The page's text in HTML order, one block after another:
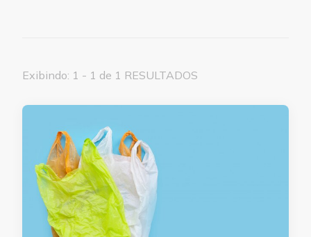
Exibindo: 1 - 1 de 1 RESULTADOS